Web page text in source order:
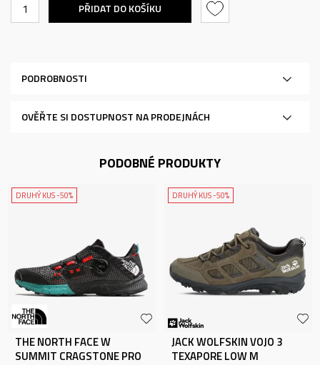
PŘIDAT DO KOŠÍKU
PODROBNOSTI
OVĚŘTE SI DOSTUPNOST NA PRODEJNÁCH
PODOBNÉ PRODUKTY
DRUHÝ KUS -50%
THE NORTH FACE W
SUMMIT CRAGSTONE PRO
DRUHÝ KUS -50%
JACK WOLFSKIN VOJO 3
TEXAPORE LOW M